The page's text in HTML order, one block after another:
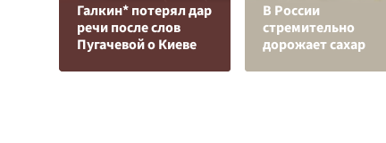
Галкин* потерял дар
речи после слов
Пугачевой о Киеве
В России
стремительно
дорожает сахар